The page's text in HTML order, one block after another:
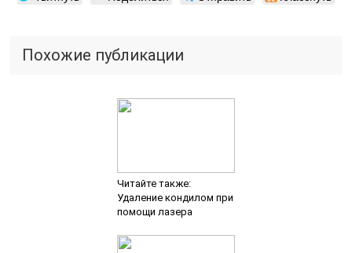
Похожие публикации
Читайте также:
Удаление кондилом при
помощи лазера